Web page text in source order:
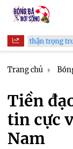
Malaysia ở bán
Trang chủ
Tiền
tin cực
Nam